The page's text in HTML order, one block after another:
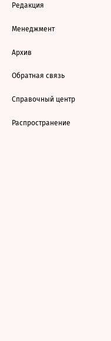
Редакция
Менеджмент
Архив
Обратная связь
Справочный центр
Распространение